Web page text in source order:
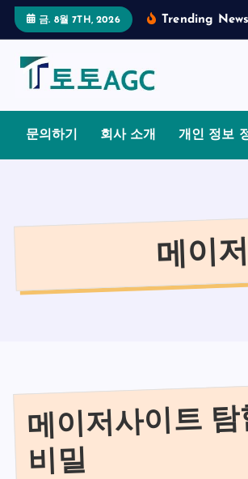
o
금. 8월 7TH, 2026 Trending
문의하기 회사 소개 개인 정보
메이
메이저사이트
비밀